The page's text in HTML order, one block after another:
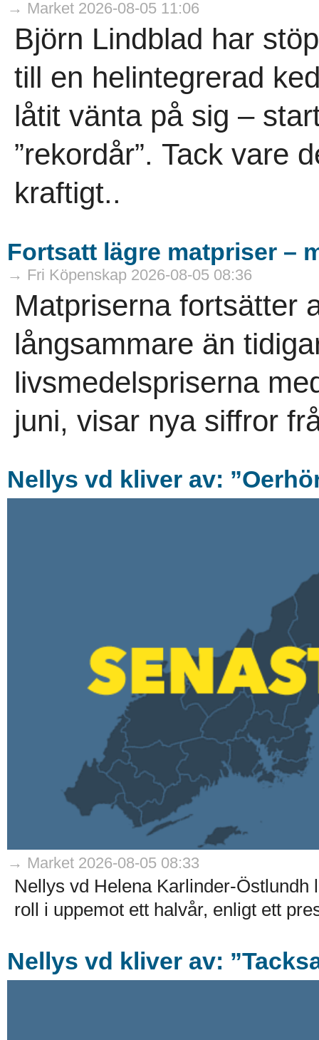
→ Market 2026-08-05 11:06
Björn Lindblad har
till en helintegrerad
låtit vänta på sig –
”rekordår”. Tack vare
kraftigt..
Fortsatt lägre matpriser –
→ Fri Köpenskap 2026-08-05 08:36
Matpriserna fortsätter
långsammare än
livsmedelspriserna
juni, visar nya siffror
Nellys vd kliver av:
→ Market 2026-08-05 08:33
Nellys vd Helena Karlinder-
roll i uppemot ett halvår, enligt ett
Nellys vd kliver av: